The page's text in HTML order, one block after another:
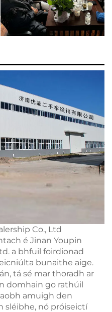
Co., Ltd
é Jinan Youpin
a bhfuil foirdionad
bunaithe aige.
tá sé mar thoradh ar
domhain go rathúil
amuigh den
sléibhe, nó próiseictí